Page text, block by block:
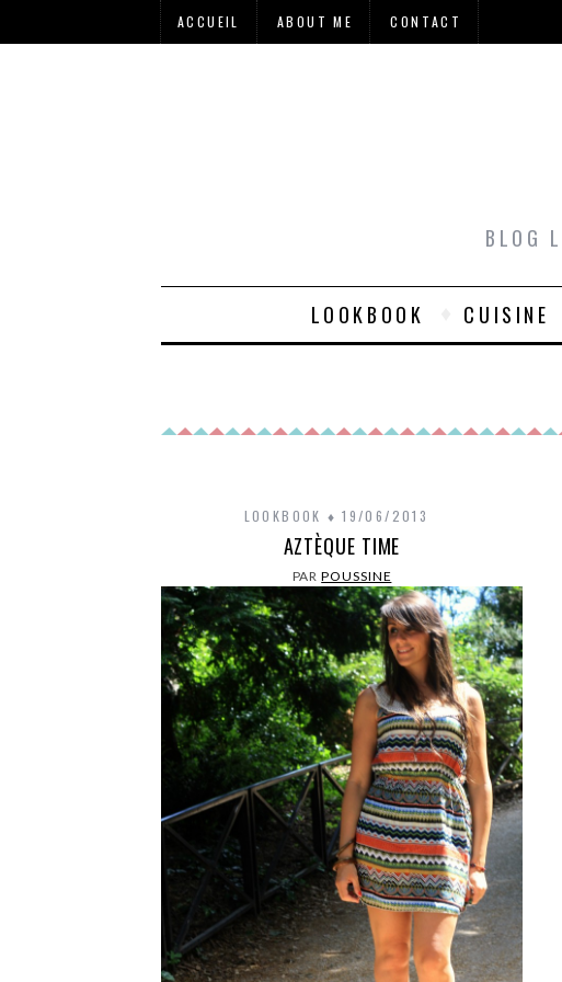
ACCUEIL ABOUT ME CONTACT
BLOG
LOOKBOOK CUISINE
LOOKBOOK 19/06/2013
AZTÈQUE TIME
PARPOUSSINE